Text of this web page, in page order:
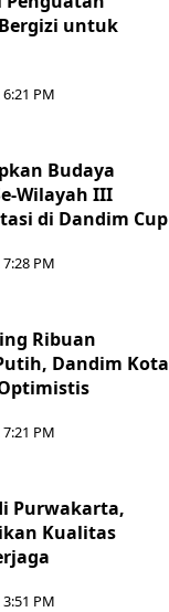
untuk
PM
Budaya
Wilayah III
di Dandim Cup
PM
Ribuan
Dandim Kota
PM
Purwakarta,
Kualitas
PM